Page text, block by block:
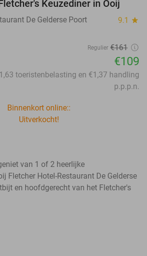
Keuzediner in Ooij
De Gelderse Poort 9.1 star
Regulier €161
€109
toeristenbelasting en €1,37 handling
p.p.p.n.
Binnenkort online::
Uitverkocht!
van 1 of 2 heerlijke
Fletcher Hotel-Restaurant De Gelderse
en hoofdgerecht van het Fletcher's